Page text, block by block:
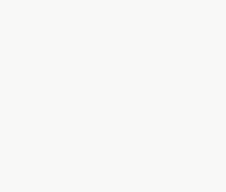
Что нужно
Чтобы
Очень часто у